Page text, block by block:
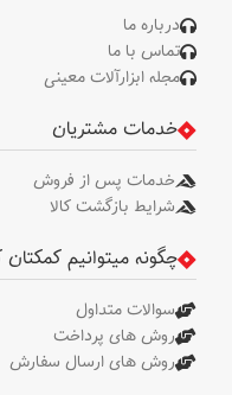
درباره ما
تماس با ما
مجله ابزارآلات معینی
خدمات مشتریان
خدمات پس از فروش
شرایط بازگشت کالا
چگونه میتوانیم کمکتان
سوالات متداول
روش های پرداخت
روش های ارسال سفارش